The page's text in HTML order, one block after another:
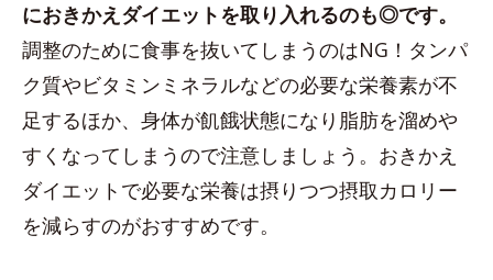
におきかえダイエットを取り入れるのも◎です。
調整のために食事を抜いてしまうのはNG！タンパ
ク質やビタミンミネラルなどの必要な栄養素が不
足するほか、身体が飢餓状態になり脂肪を溜めや
すくなってしまうので注意しましょう。おきかえ
ダイエットで必要な栄養は摂りつつ摂取カロリー
を減らすのがおすすめです。